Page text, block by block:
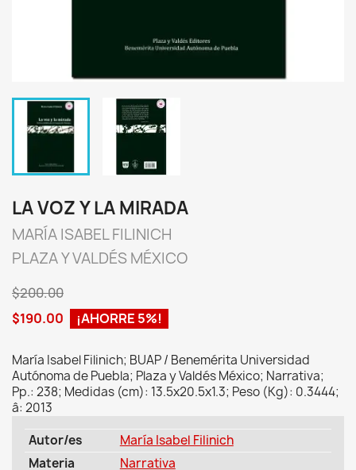
LA VOZ Y LA MIRADA
MARÍA ISABEL FILINICH
PLAZA Y VALDÉS MÉXICO
$200.00
$190.00
¡AHORRE 5%!
María Isabel Filinich; BUAP / Benemérita Universidad
Autónoma de Puebla; Plaza y Valdés México; Narrativa;
Pp.: 238; Medidas (cm): 13.5x20.5x1.3; Peso (Kg): 0.3444;
â: 2013
Autor/es
María Isabel Filinich
Materia
Narrativa